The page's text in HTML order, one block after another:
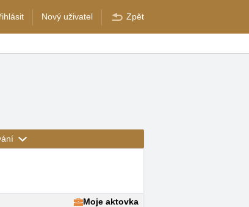
Nový uživatel Zpět
Moje aktovka